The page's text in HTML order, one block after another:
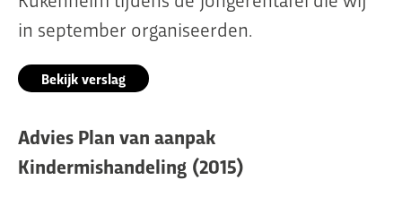
in september organiseerden.
Bekijk verslag
Advies Plan van aanpak
Kindermishandeling (2015)